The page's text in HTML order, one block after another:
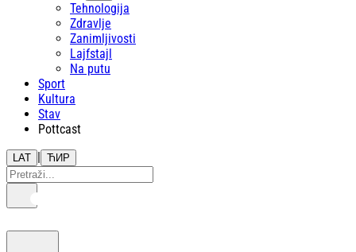
Tehnologija
Zdravlje
Zanimljivosti
Lajfstajl
Na putu
Sport
Kultura
Stav
Pottcast
LAT | ЋИР